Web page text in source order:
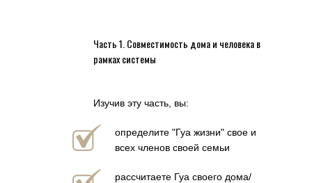
Часть 1. Совместимость дома и человека в
рамках системы
Изучив эту часть, вы:
определите "Гуа жизни" свое и
всех членов своей семьи
рассчитаете Гуа своего дома/